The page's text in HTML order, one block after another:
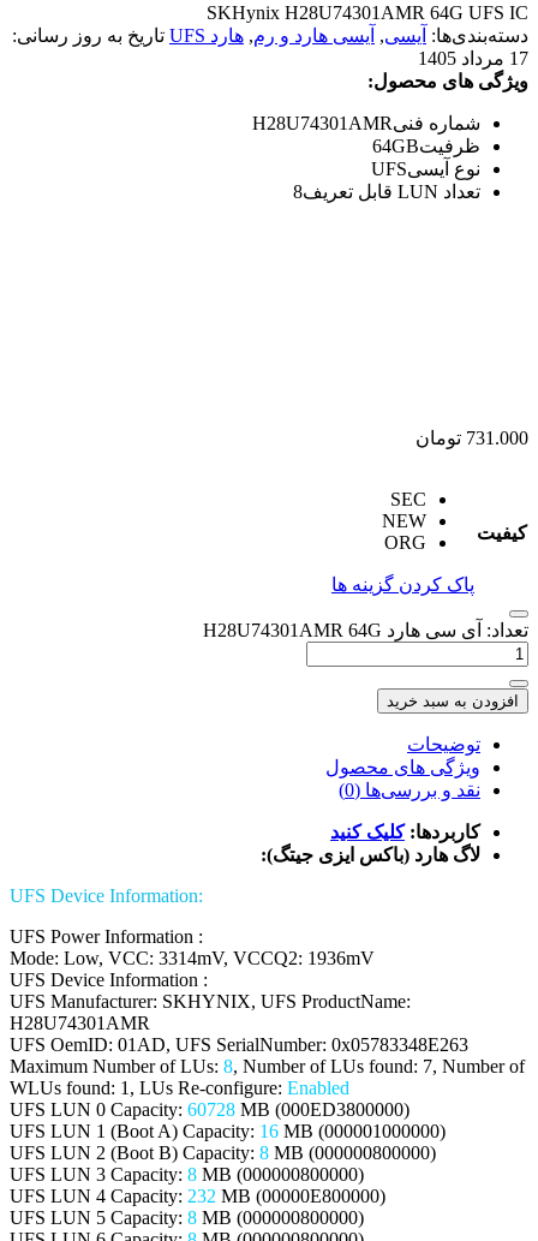
SKHynix H28U74301AMR 64G UFS IC
دسته‌بندی‌ها: آیسی, آیسی هارد و رم, هارد UFS
تاریخ به روز رسانی:
17 مرداد 1405
ویژگی های محصول:
شماره فنیH28U74301AMR
ظرفیت64GB
نوع آیسیUFS
تعداد LUN قابل تعریف
8
731.000 تومان
کیفیت
SEC
NEW
ORG
پاک کردن گزینه ها
تعداد: آی سی هارد H28U74301AMR 64G
افزودن به سبد خرید
توضیحات
ویژگی های محصول
نقد و بررسی‌ها (0)
کاربردها:کلیک کنید
لاگ هارد (باکس ایزی جیتگ):
:UFS Device Information
UFS Power Information :
Mode: Low, VCC: 3314mV, VCCQ2: 1936mV
UFS Device Information :
UFS Manufacturer: SKHYNIX, UFS ProductName:
H28U74301AMR
UFS OemID: 01AD, UFS SerialNumber: 0x05783348E263
Maximum Number of LUs: 8, Number of LUs found: 7, Number of
WLUs found: 1, LUs Re-configure: Enabled
UFS LUN 0 Capacity: 60728 MB (000ED3800000)
UFS LUN 1 (Boot A) Capacity: 16 MB (000001000000)
UFS LUN 2 (Boot B) Capacity: 8 MB (000000800000)
UFS LUN 3 Capacity: 8 MB (000000800000)
UFS LUN 4 Capacity: 232 MB (00000E800000)
UFS LUN 5 Capacity: 8 MB (000000800000)